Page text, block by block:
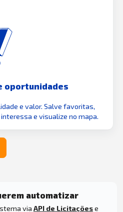
oportunidades
e valor. Salve favoritas,
e visualize no mapa.
automatizar
via API de Licitaçõese